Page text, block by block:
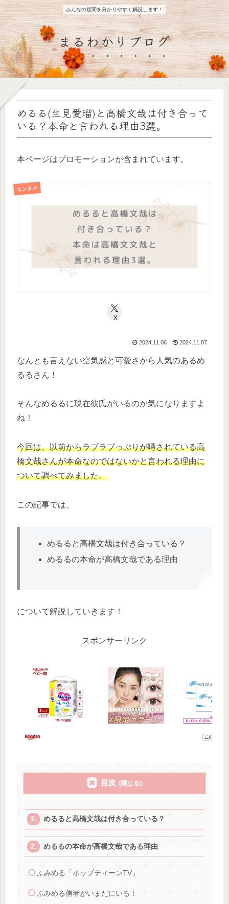
みんなの疑問を分かりやすく解説します！
まるわかりブログ
めるる(生見愛瑠)と高橋文哉は付き合って
いる？本命と言われる理由3選。
本ページはプロモーションが含まれています。
エンタメ
X
2024.11.06 2024.11.07
なんとも言えない空気感と可愛さから人気のあるめ
るるさん！
そんなめるるに現在彼氏がいるのか気になりますよ
ね！
今回は、以前からラブラブっぷりが噂されている高
橋文哉さんが本命なのではないかと言われる理由に
ついて調べてみました。
この記事では、
めるると高橋文哉は付き合っている？
めるるの本命が高橋文哉である理由
について解説していきます！
スポンサーリンク
目次
めるると高橋文哉は付き合っている？
めるるの本命が高橋文哉である理由
ふみめる「ポップティーンTV」
ふみめる信者がいまだにいる！